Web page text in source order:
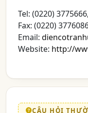
Tel: (0220)
Fax: (0220)
Email:
Website: http://
CÂU HỎI